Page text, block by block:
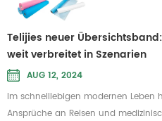
Telijies neuer
weit verbreitet in Szenarien
AUG 12, 2024
Im schnelllebigen modernen Leben
Ansprüche an Reisen und